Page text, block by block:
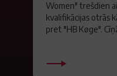
Women" trešdien
kvalifikācijas otrās
pret "HB Køge".